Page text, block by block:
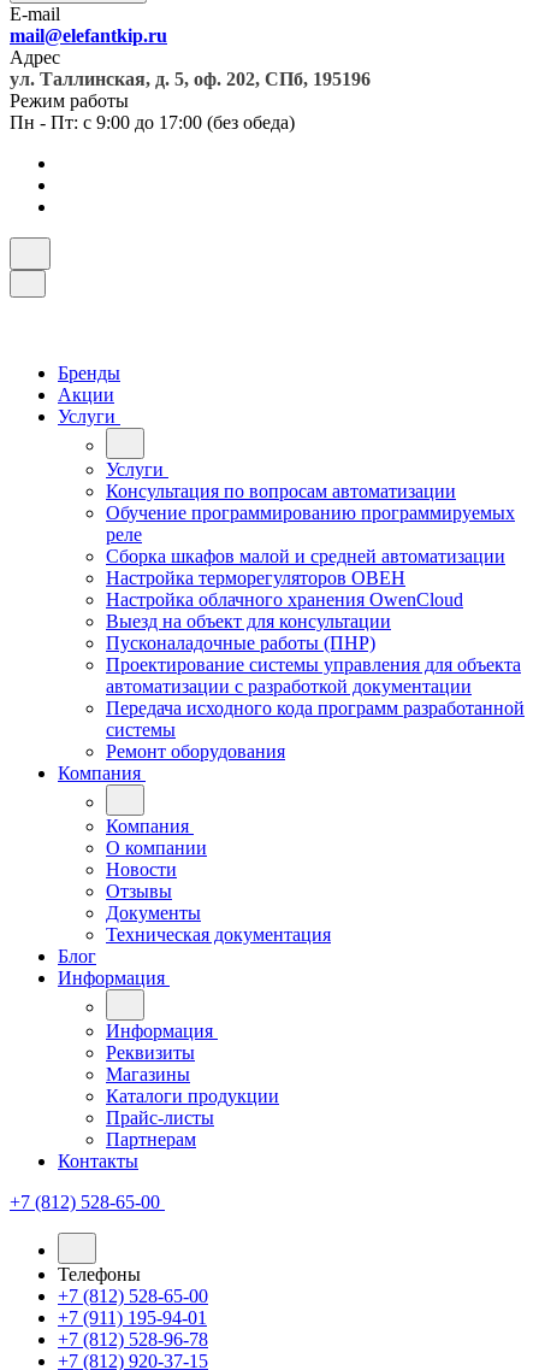
E-mail
mail@elefantkip.ru
Адрес
ул. Таллинская, д. 5, оф. 202, СПб, 195196
Режим работы
Пн - Пт: с 9:00 до 17:00 (без обеда)
Бренды
Акции
Услуги
Услуги
Консультация по вопросам автоматизации
Обучение программированию программируемых
реле
Сборка шкафов малой и средней автоматизации
Настройка терморегуляторов ОВЕН
Настройка облачного хранения OwenCloud
Выезд на объект для консультации
Пусконаладочные работы (ПНР)
Проектирование системы управления для объекта
автоматизации с разработкой документации
Передача исходного кода программ разработанной
системы
Ремонт оборудования
Компания
Компания
О компании
Новости
Отзывы
Документы
Техническая документация
Блог
Информация
Информация
Реквизиты
Магазины
Каталоги продукции
Прайс-листы
Партнерам
Контакты
+7 (812) 528-65-00
Телефоны
+7 (812) 528-65-00
+7 (911) 195-94-01
+7 (812) 528-96-78
+7 (812) 920-37-15